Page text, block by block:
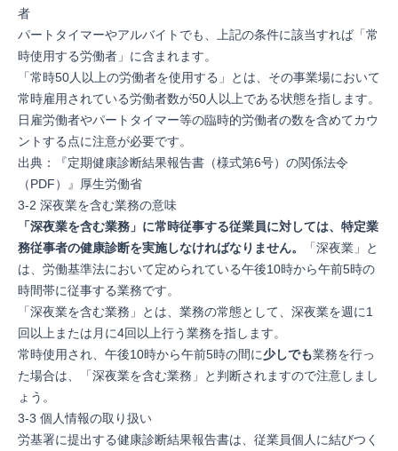
者
パートタイマーやアルバイトでも、上記の条件に該当すれば「常
時使用する労働者」に含まれます。
「常時50人以上の労働者を使用する」とは、その事業場において
常時雇用されている労働者数が50人以上である状態を指します。
日雇労働者やパートタイマー等の臨時的労働者の数を含めてカウ
ントする点に注意が必要です。
出典：『定期健康診断結果報告書（様式第6号）の関係法令
（PDF）
』厚生労働省
3-2 深夜業を含む業務の意味
「深夜業を含む業務」に常時従事する従業員に対しては、特定業
務従事者の健康診断を実施しなければなりません。
「深夜業」と
は、労働基準法において定められている午後10時から午前5時の
時間帯に従事する業務です。
「深夜業を含む業務」とは、業務の常態として、深夜業を週に1
回以上または月に4回以上行う業務を指します。
常時使用され、午後10時から午前5時の間に少しでも業務を行っ
た場合は、「深夜業を含む業務」と判断されますので注意しまし
ょう。
3-3 個人情報の取り扱い
労基署に提出する健康診断結果報告書は、従業員個人に結びつく